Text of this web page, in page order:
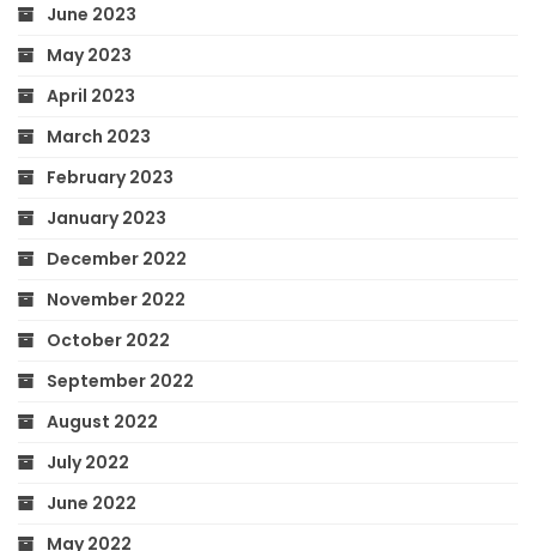
June 2023
May 2023
April 2023
March 2023
February 2023
January 2023
December 2022
November 2022
October 2022
September 2022
August 2022
July 2022
June 2022
May 2022